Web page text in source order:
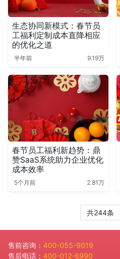
生态协同新模式：春节员
工福利定制成本直降相应
的优化之道
半年前 9.19万
春节员工福利新趋势：鼎
赞SaaS系统助力企业优化
成本效率
5个月前 2.81万
共244条
售前咨询： 400-055-9019
售后电话： 400-012-6990